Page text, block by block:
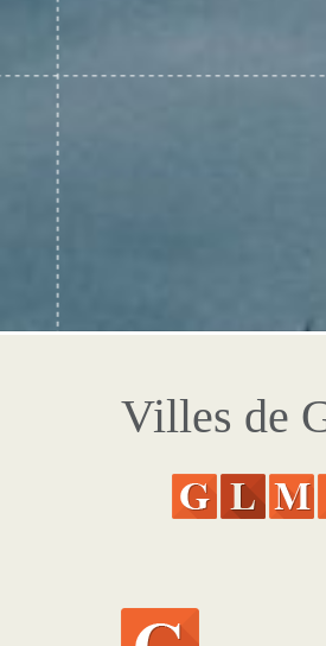
Villes de